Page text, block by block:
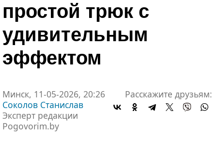
простой трюк с
удивительным
эффектом
Минск, 11-05-2026, 20:26
Соколов Станислав
Эксперт редакции
Pogovorim.by
Расскажите друзьям: